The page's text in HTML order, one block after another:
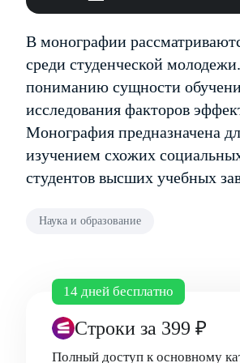
В монографии
среди студенческой
пониманию сущности
исследования факторов
Монография предназначена
изучением схожих
студентов высших учебных
Наука и образование
14 дней бесплатно
Строки за 399 ₽
Полный доступ к основному